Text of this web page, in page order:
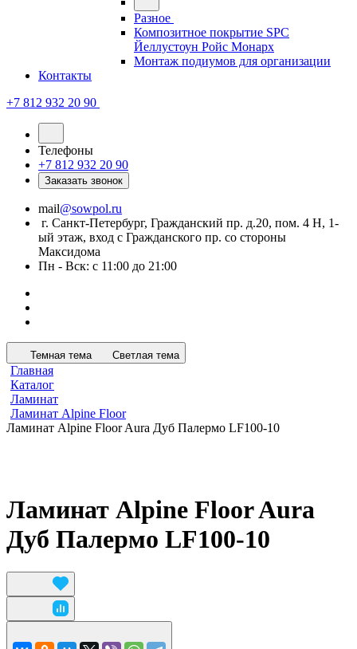
Разное
Композитное покрытие SPC
Йеллустоун Ройс Монарх
Монтаж подиумов для организации
Контакты
+7 812 932 20 90
Телефоны
+7 812 932 20 90
Заказать звонок
mail@sowpol.ru
г. Санкт-Петербург, Гражданский пр. д.20, пом. 4 Н, 1-
ый этаж, вход с Гражданского пр. со стороны
Максидома
Пн - Вск: с 11:00 до 21:00
Темная тема Светлая тема
Главная
Каталог
Ламинат
Ламинат Alpine Floor
Ламинат Alpine Floor Aura Дуб Палермо LF100-10
Ламинат Alpine Floor Aura
Дуб Палермо LF100-10